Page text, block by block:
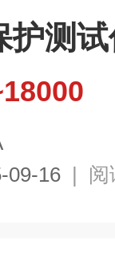
护测
09-16 | 阅